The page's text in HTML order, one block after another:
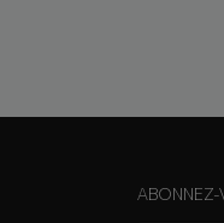
ABONNEZ-